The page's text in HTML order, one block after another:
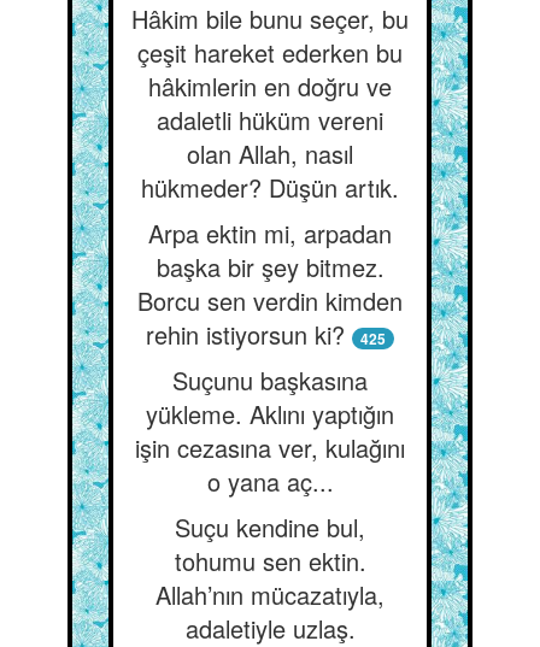
Hâkim bile bunu seçer, bu
çeşit hareket ederken bu
hâkimlerin en doğru ve
adaletli hüküm vereni
olan Allah, nasıl
hükmeder? Düşün artık.
Arpa ektin mi, arpadan
başka bir şey bitmez.
Borcu sen verdin kimden
rehin istiyorsun ki?
425
Suçunu başkasına
yükleme. Aklını yaptığın
işin cezasına ver, kulağını
o yana aç...
Suçu kendine bul,
tohumu sen ektin.
Allah’nın mücazatıyla,
adaletiyle uzlaş.